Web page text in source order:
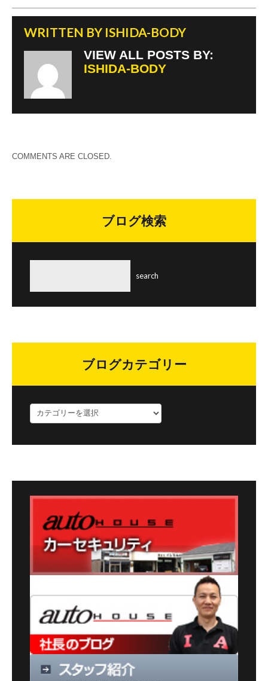
k
WRITTEN BY ISHIDA-BODY
VIEW ALL POSTS BY:
ISHIDA-BODY
COMMENTS ARE CLOSED.
ブログ検索
ブログカテゴリー
ロ
ー